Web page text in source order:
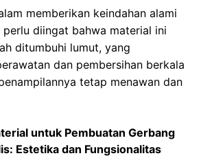
memberikan keindahan alami
perlu diingat bahwa material ini
ditumbuhi lumut, yang
dan pembersihan berkala
tetap menawan dan
untuk Pembuatan Gerbang
Estetika dan Fungsionalitas